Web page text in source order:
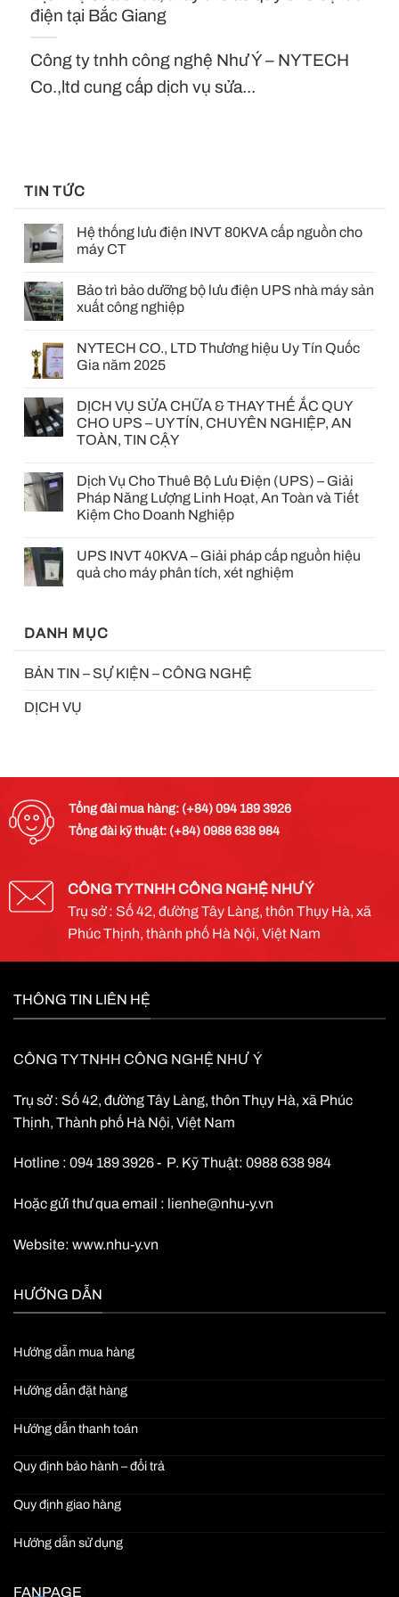
điện tại Bắc Giang
Công ty tnhh công nghệ Như Ý – NYTECH
Co.,ltd cung cấp dịch vụ sửa...
TIN TỨC
Hệ thống lưu điện INVT 80KVA cấp nguồn cho
máy CT
Bảo trì bảo dưỡng bộ lưu điện UPS nhà máy sản
xuất công nghiệp
NYTECH CO., LTD Thương hiệu Uy Tín Quốc
Gia năm 2025
DỊCH VỤ SỬA CHỮA & THAY THẾ ẮC QUY
CHO UPS – UY TÍN, CHUYÊN NGHIỆP, AN
TOÀN, TIN CẬY
Dịch Vụ Cho Thuê Bộ Lưu Điện (UPS) – Giải
Pháp Năng Lượng Linh Hoạt, An Toàn và Tiết
Kiệm Cho Doanh Nghiệp
UPS INVT 40KVA – Giải pháp cấp nguồn hiệu
quả cho máy phân tích, xét nghiệm
DANH MỤC
BẢN TIN – SỰ KIỆN – CÔNG NGHỆ
DỊCH VỤ
Tổng đài mua hàng: (+84) 094 189 3926
Tổng đài kỹ thuật: (+84) 0988 638 984
CÔNG TY TNHH CÔNG NGHỆ NHƯ Ý
Trụ sở : Số 42, đường Tây Làng, thôn Thụy Hà, xã
Phúc Thịnh, thành phố Hà Nội, Việt Nam
THÔNG TIN LIÊN HỆ
CÔNG TY TNHH CÔNG NGHỆ NHƯ Ý
Trụ sở : Số 42, đường Tây Làng, thôn Thụy Hà, xã Phúc
Thịnh, Thành phố Hà Nội, Việt Nam
Hotline : 094 189 3926 - P. Kỹ Thuật: 0988 638 984
Hoặc gửi thư qua email : lienhe@nhu-y.vn
Website: www.nhu-y.vn
HƯỚNG DẪN
Hướng dẫn mua hàng
Hướng dẫn đặt hàng
Hướng dẫn thanh toán
Quy định bảo hành – đổi trả
Quy định giao hàng
Hướng dẫn sử dụng
FANPAGE